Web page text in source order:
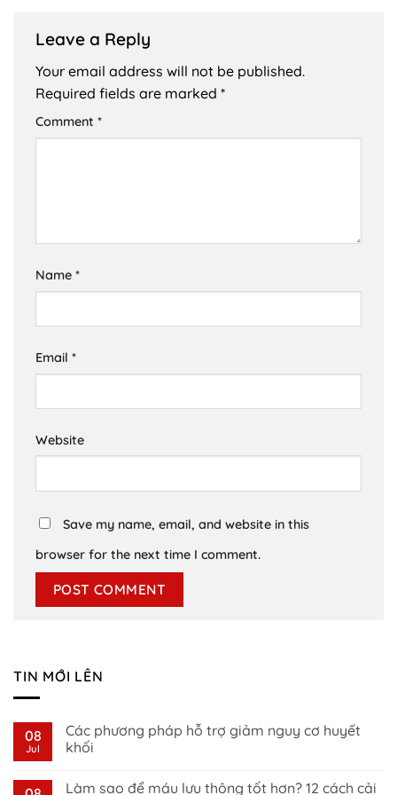
Leave a Reply
Your email address will not be published.
Required fields are marked *
Comment *
Name *
Email *
Website
Save my name, email, and website in this
browser for the next time I comment.
TIN MỚI LÊN
08
Jul
Các phương pháp hỗ trợ giảm nguy cơ huyết
khối
on
Làm sao để máu lưu thông tốt hơn? 12 cách cải